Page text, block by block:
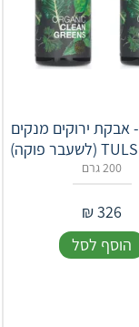
אבקת ירוקים מנקים
200 גרם
326
₪
הוסף לסל